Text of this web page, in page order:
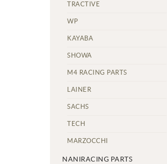
TRACTIVE
WP
KAYABA
SHOWA
M4 RACING PARTS
LAINER
SACHS
TECH
MARZOCCHI
NANIRACING PARTS